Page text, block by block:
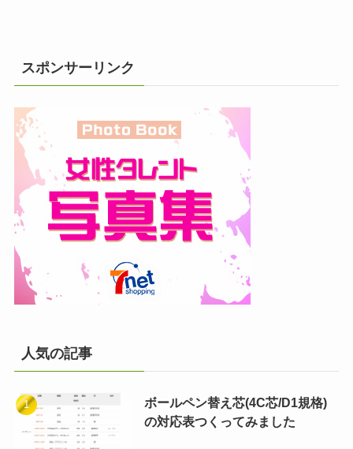
スポンサーリンク
人気の記事
ボールペン替え芯(4C芯/D1規格)
の対応表つくってみました